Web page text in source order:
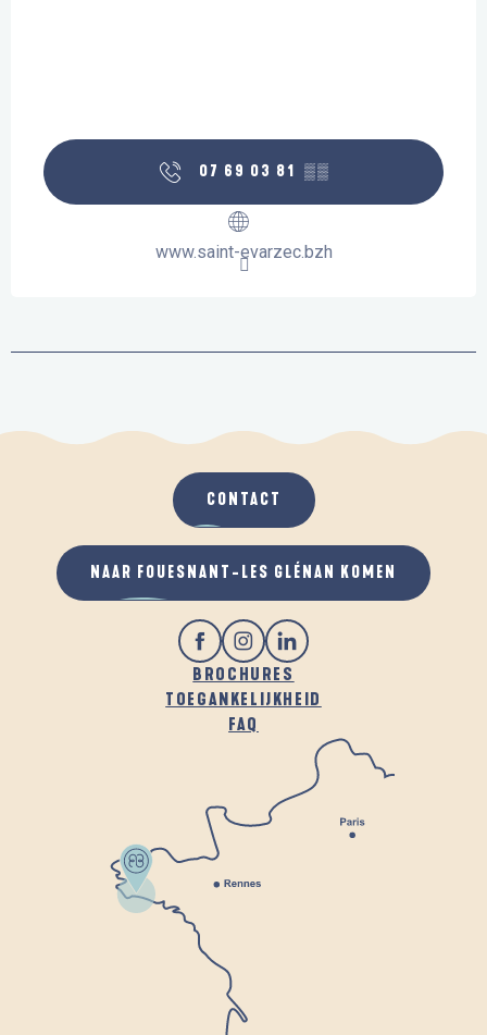
07 69 03 81 ▒▒
www.saint-evarzec.bzh
BROCHURES
TOEGANKELIJKHEID
FAQ
CONTACT
NAAR FOUESNANT-LES GLÉNAN KOMEN